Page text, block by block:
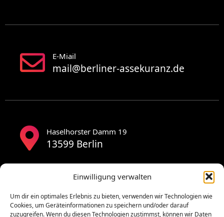
Einwilligung verwalten
Um dir ein optimales Erlebnis zu bieten, verwenden wir Technologien wie
Cookies, um Geräteinformationen zu speichern und/oder darauf
zuzugreifen. Wenn du diesen Technologien zustimmst, können wir Daten
E-Miail
mail@berliner-assekuranz.de
Haselhorster Damm 19
13599 Berlin